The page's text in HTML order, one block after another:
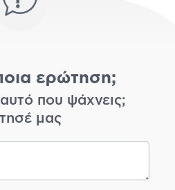
ερώτηση;
που ψάχνεις;
μας